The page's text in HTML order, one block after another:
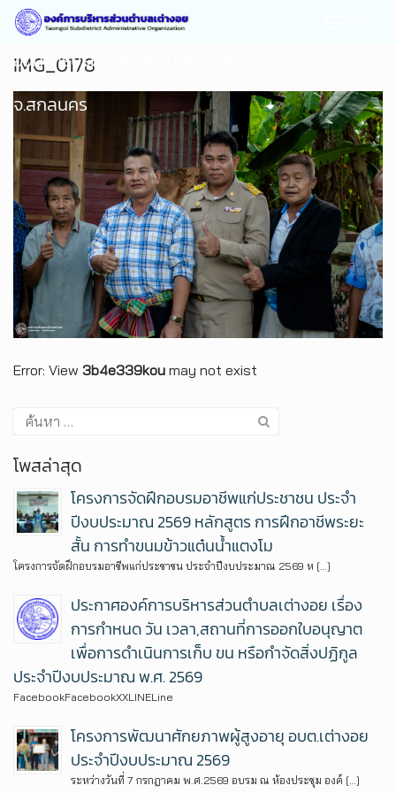
องค์การบริหารส่วนตำบลเต่างอย อ.เต่างอย
จ.สกลนคร
IMG_0178
Error: View 3b4e339kou may not exist
โพสล่าสุด
โครงการจัดฝึกอบรมอาชีพแก่ประชาชน ประจำ
ปีงบประมาณ 2569 หลักสูตร การฝึกอาชีพระยะ
สั้น การทำขนมข้าวแต๋นน้ำแตงโม
โครงการจัดฝึกอบรมอาชีพแก่ประชาชน ประจำปีงบประมาณ 2569 ห […]
ประกาศองค์การบริหารส่วนตำบลเต่างอย เรื่อง
การกำหนด วัน เวลา,สถานที่การออกใบอนุญาต
เพื่อการดำเนินการเก็บ ขน หรือกำจัดสิ่งปฏิกูล
ประจำปีงบประมาณ พ.ศ. 2569
FacebookFacebookXXLINELine
โครงการพัฒนาศักยภาพผู้สูงอายุ อบต.เต่างอย
ประจำปีงบประมาณ 2569
ระหว่างวันที่ 7 กรกฎาคม พ.ศ.2569 อบรม ณ ห้องประชุม องค์ […]